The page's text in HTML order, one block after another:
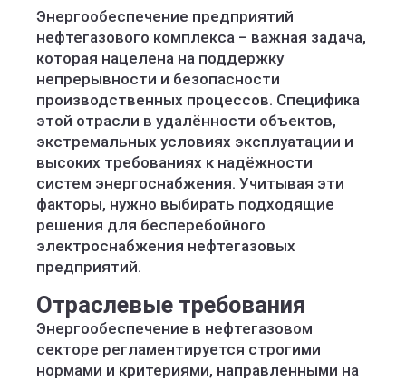
Энергообеспечение предприятий
нефтегазового комплекса – важная задача,
которая нацелена на поддержку
непрерывности и безопасности
производственных процессов. Специфика
этой отрасли в удалённости объектов,
экстремальных условиях эксплуатации и
высоких требованиях к надёжности
систем энергоснабжения. Учитывая эти
факторы, нужно выбирать подходящие
решения для бесперебойного
электроснабжения нефтегазовых
предприятий.
Отраслевые требования
Энергообеспечение в нефтегазовом
секторе регламентируется строгими
нормами и критериями, направленными на